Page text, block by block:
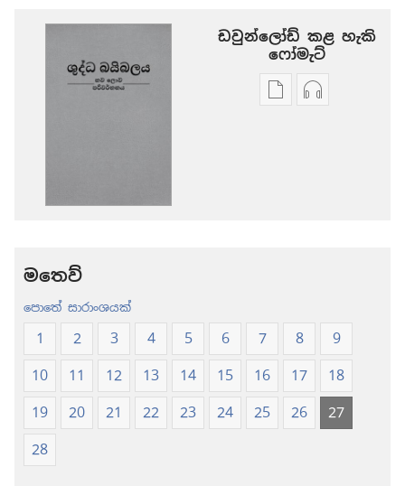
ඩවුන්ලෝඩ් කළ හැකි
‍‍ෆෝමැට්
ප්‍රකාශන
(2024
ඕඩියෝ
(2024
මතෙව්
පොතේ සාරාංශයක්
1 2 3 4 5 6 7 8
9
10
11 12 13 14 15 16 17
18
19
20 21 22 23 24 25 26
27
28